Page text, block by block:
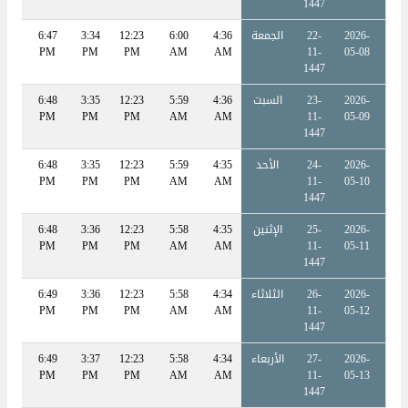
2026-
05-08
22-
11-
1447
الجمعة
4:36
AM
6:00
AM
12:23
PM
3:34
PM
6:47
PM
2026-
05-09
23-
11-
1447
السبت
4:36
AM
5:59
AM
12:23
PM
3:35
PM
6:48
PM
2026-
05-10
24-
11-
1447
الأحد
4:35
AM
5:59
AM
12:23
PM
3:35
PM
6:48
PM
2026-
05-11
25-
11-
1447
الإثنين
4:35
AM
5:58
AM
12:23
PM
3:36
PM
6:48
PM
2026-
05-12
26-
11-
1447
الثلاثاء
4:34
AM
5:58
AM
12:23
PM
3:36
PM
6:49
PM
2026-
05-13
27-
11-
1447
الأربعاء
4:34
AM
5:58
AM
12:23
PM
3:37
PM
6:49
PM